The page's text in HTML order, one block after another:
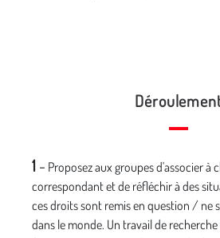
1- Proposez aux groupes d'associer à
correspondant et de réfléchir à des
ces droits sont remis en question / ne
dans le monde. Un travail de